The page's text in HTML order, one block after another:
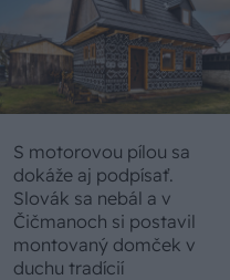
S motorovou pílou sa
dokáže aj podpísať.
Slovák sa nebál a v
Čičmanoch si postavil
montovaný domček v
duchu tradícií